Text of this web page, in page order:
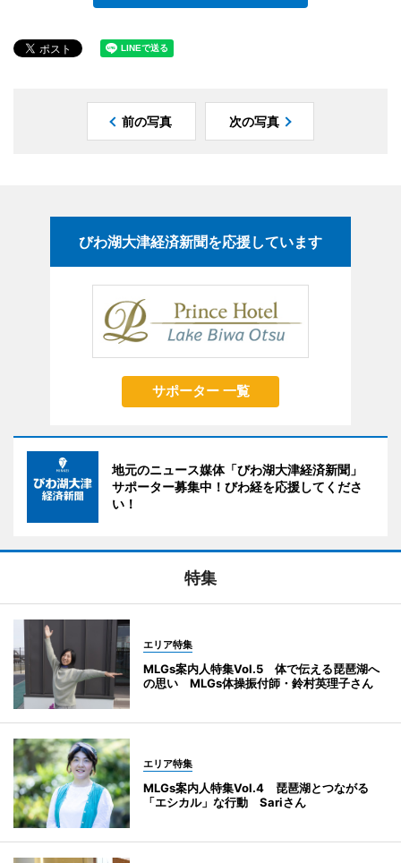
前の写真 次の写真
びわ湖大津経済新聞を応援しています
サポーター 一覧
地元のニュース媒体「びわ湖大津経済新聞」
サポーター募集中！びわ経を応援してくださ
い！
特集
エリア特集
MLGs案内人特集Vol.5 体で伝える琵琶湖へ
の思い MLGs体操振付師・鈴村英理子さん
エリア特集
MLGs案内人特集Vol.4 琵琶湖とつながる
「エシカル」な行動 Sariさん